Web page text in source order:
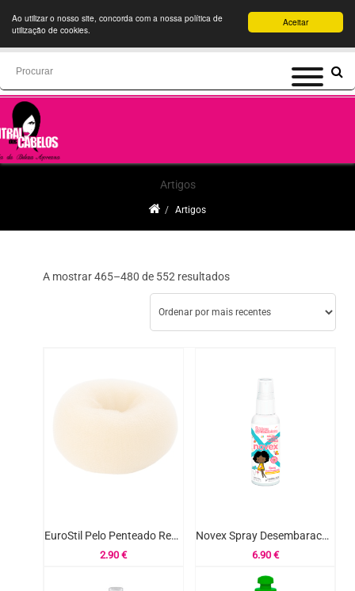
Aceitar
Ao utilizar o nosso site, concorda com a nossa política de
utilização de cookies.
Artigos
Artigos
A mostrar 465–480 de 552 resultadosOrdenado
mais
recentes
EuroStil Pelo Penteado Redondo Loiro 6.5cm Ref.04437/66
2.90€
Novex Spray Desembaracante Meus Cachinhos 120ml
6.90 €